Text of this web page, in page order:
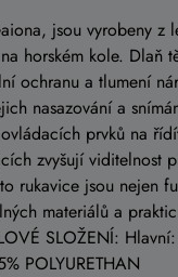
jsou vyrobeny z
horském kole. Dlaň
ochranu a tlumení
nasazování a
prvků na
zvyšují viditelnost
rukavice jsou nejen
materiálů a
SLOŽENÍ:
POLYURETHAN